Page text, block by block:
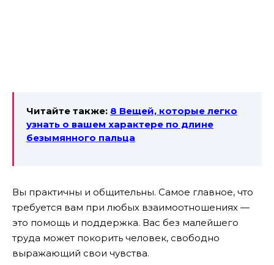
Читайте также: 8 Вещей, которые легко
узнать о вашем характере по длине
безымянного пальца
Вы практичны и общительны. Самое главное, что
требуется вам при любых взаимоотношениях —
это помощь и поддержка. Вас без малейшего
труда может покорить человек, свободно
выражающий свои чувства.